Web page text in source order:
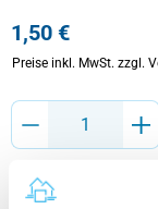
1,50 €
Preise inkl. MwSt. zzgl.
Produkt Anzahl: Gib
Sofort verfügbar,